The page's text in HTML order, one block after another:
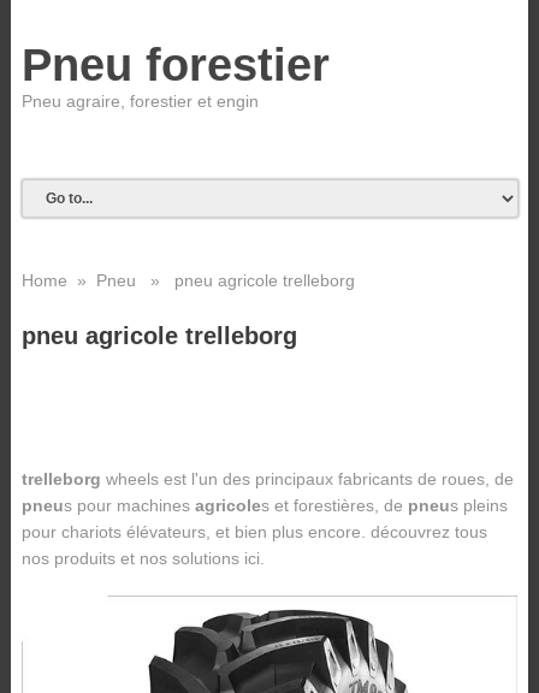
Pneu forestier
Pneu agraire, forestier et engin
Home » Pneu » pneu agricole trelleborg
pneu agricole trelleborg
trelleborg wheels est l'un des principaux fabricants de roues, de
pneus pour machines agricoles et forestières, de pneus pleins
pour chariots élévateurs, et bien plus encore. découvrez tous
nos produits et nos solutions ici.